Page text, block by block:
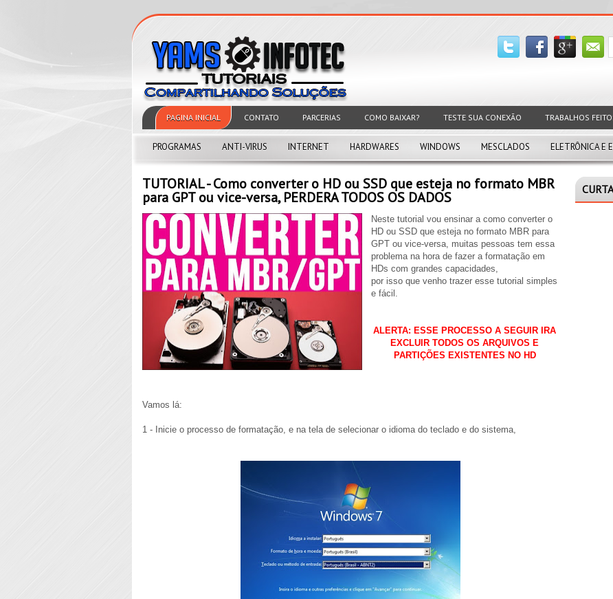
PAGINA INICIAL CONTATO PARCERIAS COMO BAIXAR? TESTE SUA CONEXÃO TRABALHOS
PROGRAMAS ANTI-VIRUS INTERNET HARDWARES WINDOWS MESCLADOS ELETRÔNICA E
TUTORIAL - Como converter o HD ou SSD que esteja no formato MBR
para GPT ou vice-versa, PERDERA TODOS OS DADOS
Neste tutorial vou ensinar a como converter o
HD ou SSD que esteja no formato MBR para
GPT ou vice-versa, muitas pessoas tem essa
problema na hora de fazer a formatação em
HDs com grandes capacidades,
por isso que venho trazer esse tutorial simples
e fácil.
ALERTA: ESSE PROCESSO A SEGUIR IRA
EXCLUIR TODOS OS ARQUIVOS E
PARTIÇÕES EXISTENTES NO HD
Vamos lá:
1 - Inicie o processo de formatação, e na tela de selecionar o idioma do teclado e do sistema,